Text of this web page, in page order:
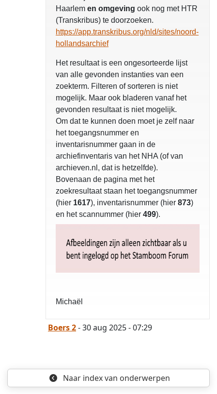
Haarlem en omgeving ook nog met HTR
(Transkribus) te doorzoeken.
https://app.transkribus.org/nld/sites/noord-
hollandsarchief
Het resultaat is een ongesorteerde lijst
van alle gevonden instanties van een
zoekterm. Filteren of sorteren is niet
mogelijk. Maar ook bladeren vanaf het
gevonden resultaat is niet mogelijk.
Om dat te kunnen doen moet je zelf naar
het toegangsnummer en
inventarisnummer gaan in de
archiefinventaris van het NHA (of van
archieven.nl, dat is hetzelfde).
Bovenaan de pagina met het
zoekresultaat staan het toegangsnummer
(hier 1617), inventarisnummer (hier 873)
en het scannummer (hier 499).
Michaël
Boers 2- 30 aug 2025 - 07:29
Naar indexvan onderwerpen